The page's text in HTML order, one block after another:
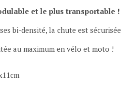
et le plus transportable !
bi-densité, la chute est
au maximum en vélo et moto !